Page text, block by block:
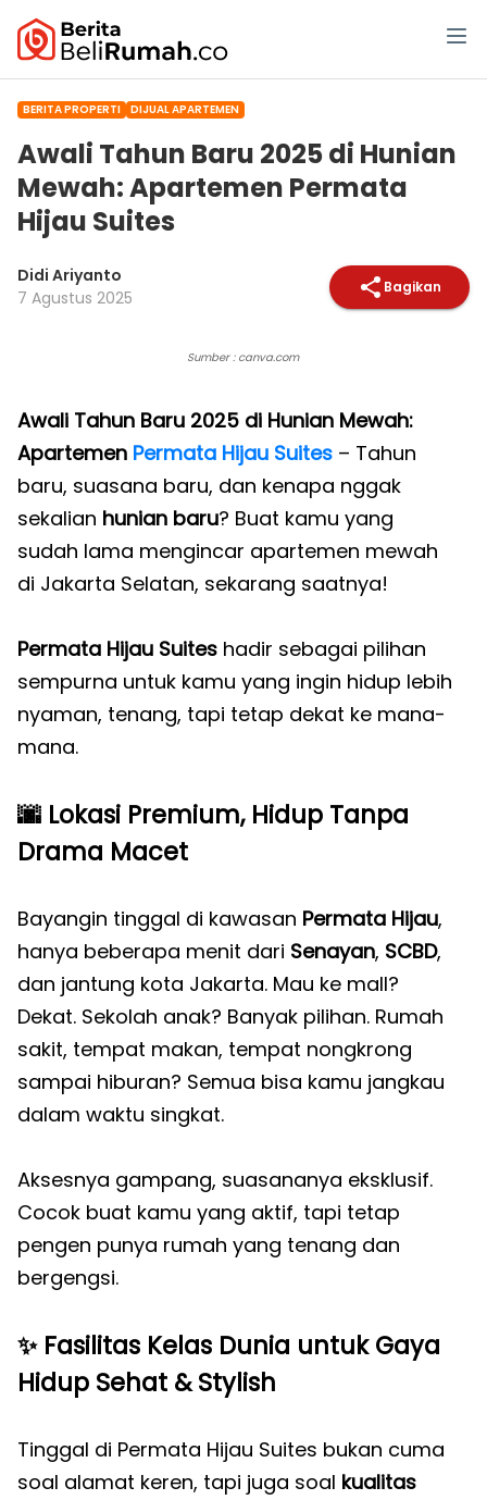
BERITA PROPERTI DIJUAL APARTEMEN
Awali Tahun Baru 2025 di Hunian
Mewah: Apartemen Permata
Hijau Suites
Didi Ariyanto
7 Agustus 2025
Bagikan
Sumber : canva.com
Awali Tahun Baru 2025 di Hunian Mewah:
Apartemen Permata Hijau Suites – Tahun
baru, suasana baru, dan kenapa nggak
sekalian hunian baru? Buat kamu yang
sudah lama mengincar apartemen mewah
di Jakarta Selatan, sekarang saatnya!
Permata Hijau Suites hadir sebagai pilihan
sempurna untuk kamu yang ingin hidup lebih
nyaman, tenang, tapi tetap dekat ke mana-
mana.
🌆 Lokasi Premium, Hidup Tanpa
Drama Macet
Bayangin tinggal di kawasan Permata Hijau,
hanya beberapa menit dari Senayan, SCBD,
dan jantung kota Jakarta. Mau ke mall?
Dekat. Sekolah anak? Banyak pilihan. Rumah
sakit, tempat makan, tempat nongkrong
sampai hiburan? Semua bisa kamu jangkau
dalam waktu singkat.
Aksesnya gampang, suasananya eksklusif.
Cocok buat kamu yang aktif, tapi tetap
pengen punya rumah yang tenang dan
bergengsi.
✨Fasilitas Kelas Dunia untuk Gaya
Hidup Sehat & Stylish
Tinggal di Permata Hijau Suites bukan cuma
soal alamat keren, tapi juga soal kualitas